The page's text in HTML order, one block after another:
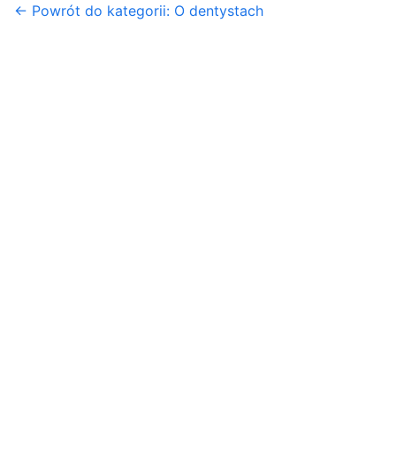
← Powrót do kategorii: O dentystach